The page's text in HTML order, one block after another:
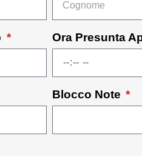
Ora Presunta
Blocco Note